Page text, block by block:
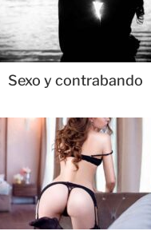
Sexo y contrabando